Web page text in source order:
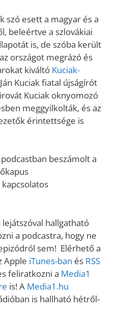
szó esett a magyar és a
beleértve a szlovákiai
is, de szóba került
országot megrázó és
kiváltó Kuciak-
Kuciak fiatal újságírót
Kuciak oknyomozó
meggyilkolták, és az
érintettsége is
beszámolt a
hallgatható
a podcastra, hogy ne
sem! Elérhető a
Apple iTunes-ban és RSS
feliratkozni a Media1
is! A Media1.hu
is hallható hétről-